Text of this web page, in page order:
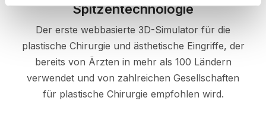
Spitzentechnologie
Der erste webbasierte 3D-Simulator für die
plastische Chirurgie und ästhetische Eingriffe, der
bereits von Ärzten in mehr als 100 Ländern
verwendet und von zahlreichen Gesellschaften
für plastische Chirurgie empfohlen wird.